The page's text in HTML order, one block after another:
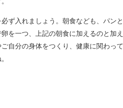
ず入れましょう。朝食なども、パン
を一つ、上記の朝食に加えるのと加
自分の身体をつくり、健康に関わっ